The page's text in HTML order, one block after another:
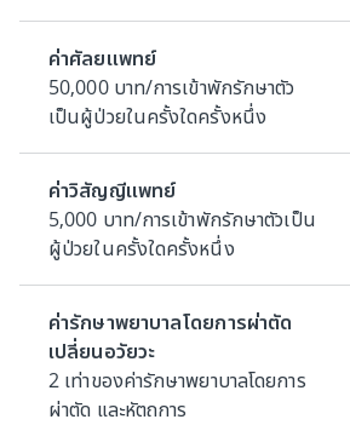
ค่าศัลยแพทย์
50,000 บาท/การเข้าพักรักษาตัว
เป็นผู้ป่วยในครั้งใดครั้งหนึ่ง
ค่าวิสัญญีแพทย์
5,000 บาท/การเข้าพักรักษาตัวเป็น
ผู้ป่วยในครั้งใดครั้งหนึ่ง
ค่ารักษาพยาบาลโดยการผ่าตัด
เปลี่ยนอวัยวะ
2 เท่าของค่ารักษาพยาบาลโดยการ
ผ่าตัด และหัตถการ